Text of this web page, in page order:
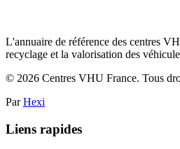
L'annuaire de référence des centres
recyclage et la valorisation des
© 2026 Centres VHU France. Tous
Par Hexi
Liens rapides